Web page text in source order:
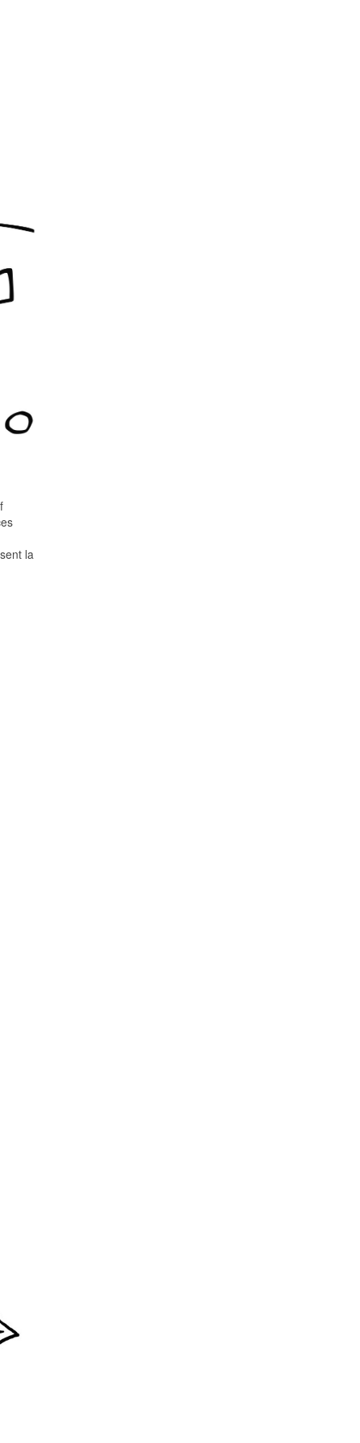
la